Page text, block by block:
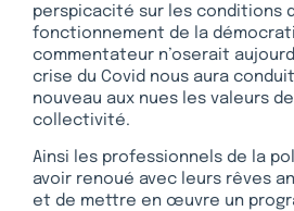
perspicacité sur les conditions
fonctionnement de la
commentateur n’oserait
crise du Covid nous aura
nouveau aux nues les valeurs
collectivité.
Ainsi les professionnels de la
avoir renoué avec leurs rêves
et de mettre en œuvre un